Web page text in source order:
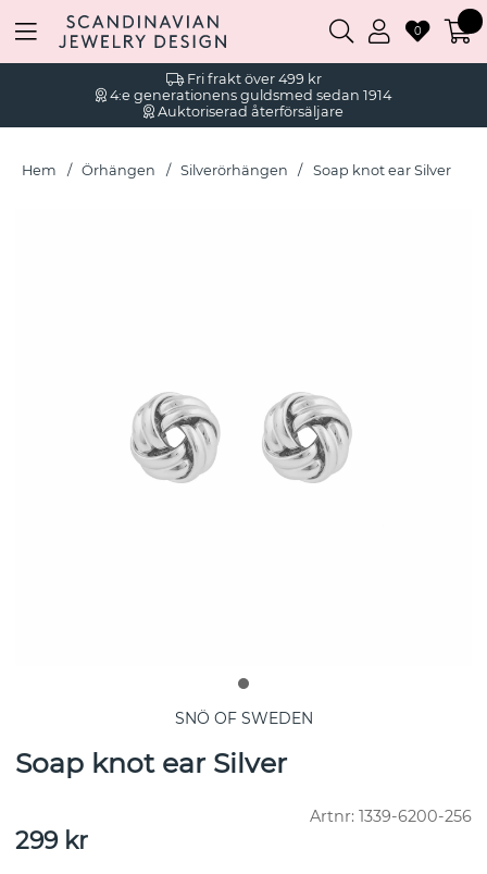
Fri frakt över 499 kr
4:e generationens guldsmed sedan 1914
Auktoriserad återförsäljare
0
Hem Örhängen Silverörhängen Soap knot ear Silver
SNÖ OF SWEDEN
Soap knot ear Silver
Artnr: 1339-6200-256
299kr